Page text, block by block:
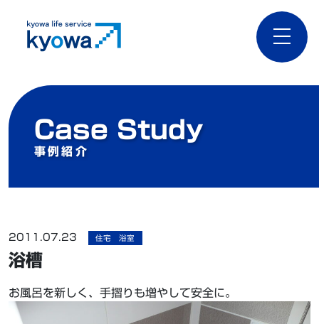
toggle
Case Study
事例紹介
2011.07.23 住宅 浴室
浴槽
お風呂を新しく、手摺りも増やして安全に。